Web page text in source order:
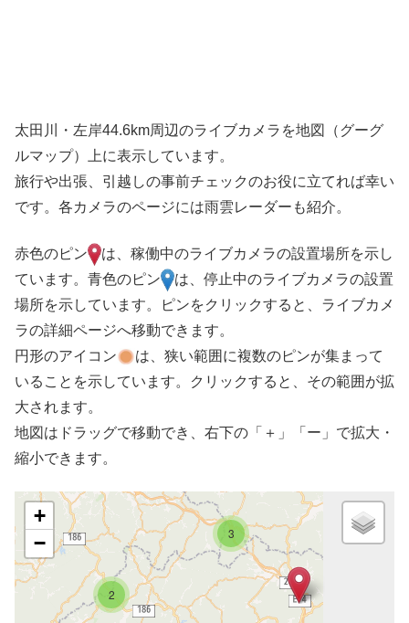
太田川・左岸44.6km周辺のライブカメラを地図（グーグ
ルマップ）上に表示しています。
旅行や出張、引越しの事前チェックのお役に立てれば幸い
です。各カメラのページには雨雲レーダーも紹介。
赤色のピン
は、稼働中のライブカメラの設置場所を示し
ています。青色のピン
は、停止中のライブカメラの設置
場所を示しています。ピンをクリックすると、ライブカメ
ラの詳細ページへ移動できます。
円形のアイコン
は、狭い範囲に複数のピンが集まって
いることを示しています。クリックすると、その範囲が拡
大されます。
地図はドラッグで移動でき、右下の「＋」「ー」で拡大・
縮小できます。
3
2
+
−